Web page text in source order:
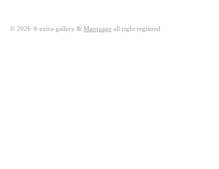
© 2026 ® extra-gallery & Marquageall right registred